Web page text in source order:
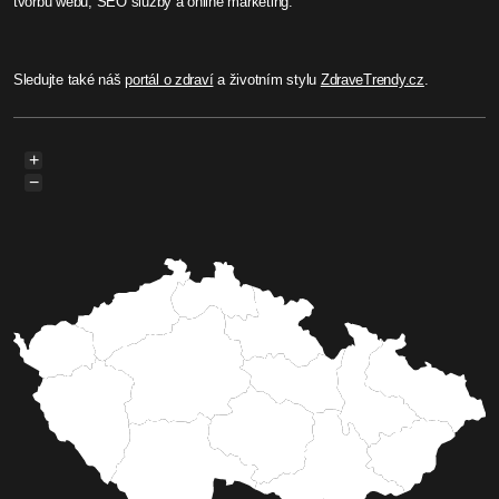
Sledujte také nášportál o zdravía životním stylu ZdraveTrendy.cz
+
−